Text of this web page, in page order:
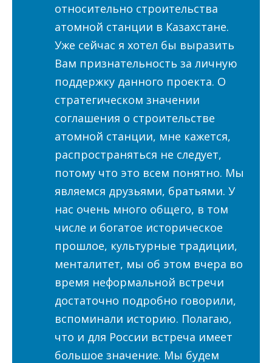
относительно строительства
атомной станции в Казахстане.
Уже сейчас я хотел бы выразить
Вам признательность за личную
поддержку данного проекта. О
стратегическом значении
соглашения о строительстве
атомной станции, мне кажется,
распространяться не следует,
потому что это всем понятно. Мы
являемся друзьями, братьями. У
нас очень много общего, в том
числе и богатое историческое
прошлое, культурные традиции,
менталитет, мы об этом вчера во
время неформальной встречи
достаточно подробно говорили,
вспоминали историю. Полагаю,
что и для России встреча имеет
большое значение. Мы будем